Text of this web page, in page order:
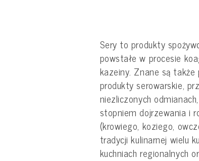
Sery to produkty
powstałe w procesie
kazeiny. Znane są także
produkty serowarskie,
niezliczonych
stopniem dojrzewania i
(krowiego, koziego,
tradycji kulinarnej wielu
kuchniach regionalnych